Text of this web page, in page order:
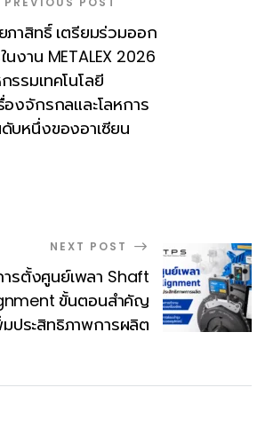
ภาสิทธิ์ เตรียมร่วมออก
นงาน METALEX 2026
รรมเทคโนโลยี
องจักรกลและโลหการ
บหนึ่งของอาเซียน
NEXT POST
ารตั้งศูนย์เพลา Shaft
ขั้นตอนสำคัญ
มประสิทธิภาพการผลิต